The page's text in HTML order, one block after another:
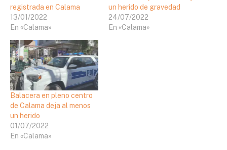
registrada en Calama
13/01/2022
En «Calama»
un herido de gravedad
24/07/2022
En «Calama»
Balacera en pleno centro
de Calama deja al menos
un herido
01/07/2022
En «Calama»